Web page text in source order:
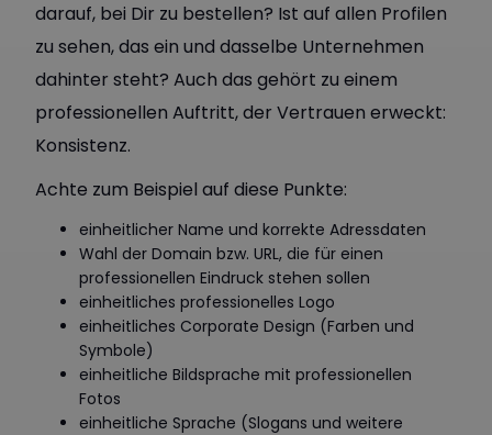
darauf, bei Dir zu bestellen? Ist auf allen Profilen
zu sehen, das ein und dasselbe Unternehmen
dahinter steht? Auch das gehört zu einem
professionellen Auftritt, der Vertrauen erweckt:
Konsistenz.
Achte zum Beispiel auf diese Punkte:
einheitlicher Name und korrekte Adressdaten
Wahl der Domain bzw. URL, die für einen
professionellen Eindruck stehen sollen
einheitliches professionelles Logo
einheitliches Corporate Design (Farben und
Symbole)
einheitliche Bildsprache mit professionellen
Fotos
einheitliche Sprache (Slogans und weitere